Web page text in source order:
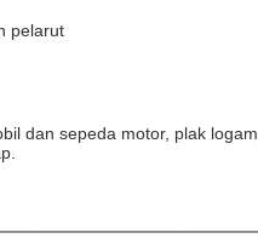
pelarut
dan sepeda motor, plak logam,